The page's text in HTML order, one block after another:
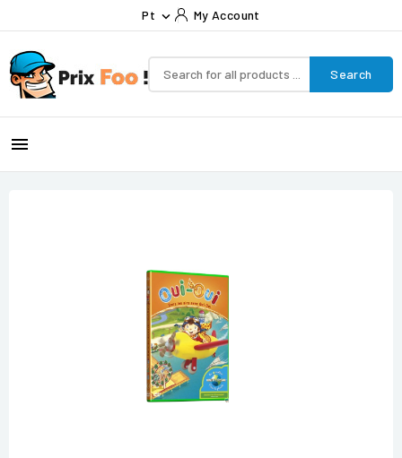
Pt  My Account
Search
